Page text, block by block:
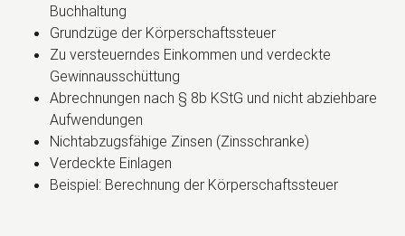
Buchhaltung
Grundzüge der Körperschaftssteuer
Zu versteuerndes Einkommen und verdeckte
Gewinnausschüttung
Abrechnungen nach § 8b KStG und nicht abziehbare
Aufwendungen
Nichtabzugsfähige Zinsen (Zinsschranke)
Verdeckte Einlagen
Beispiel: Berechnung der Körperschaftssteuer